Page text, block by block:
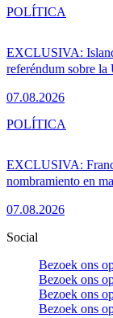
EXCLUSIVA:
referéndum sobre la
07.08.2026
POLÍTICA
EXCLUSIVA:
nombramiento en
07.08.2026
POLÍTICA
Social
Bezoek ons
Bezoek ons
Bezoek ons
Bezoek ons